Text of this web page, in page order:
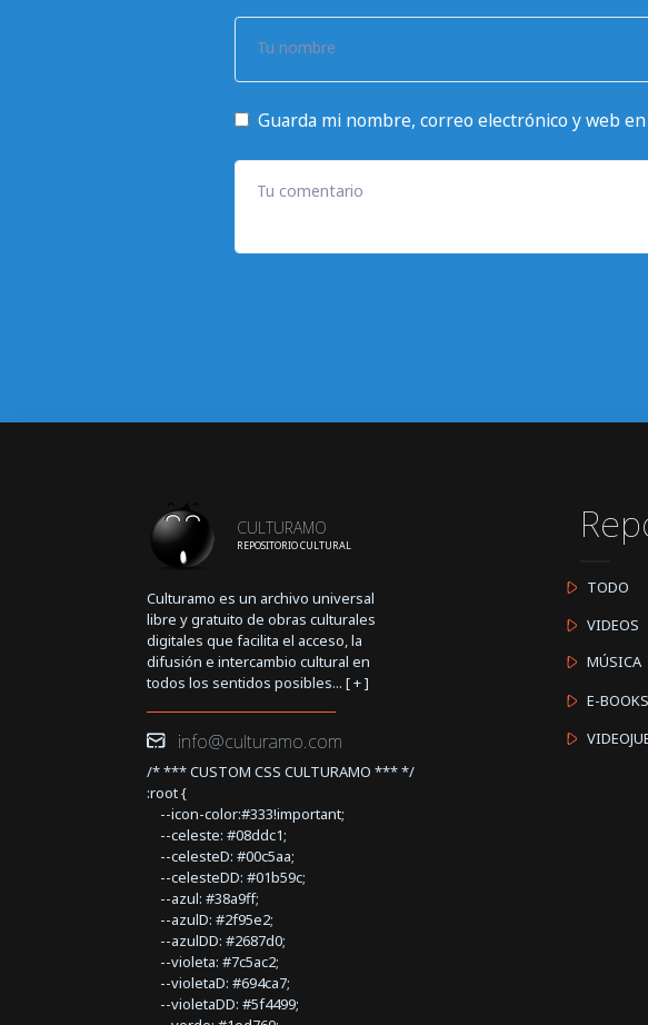
Tu nombre
Guarda mi nombre, correo electrónico y web
Tu comentario
CULTURAMO
REPOSITORIO CULTURAL
Culturamo es un archivo universal
libre y gratuito de obras culturales
digitales que facilita el acceso, la
difusión e intercambio cultural en
todos los sentidos posibles... [+]
info@culturamo.com
/* *** CUSTOM CSS CULTURAMO *** */
:root {
--icon-color:#333!important;
--celeste: #08ddc1;
--celesteD: #00c5aa;
--celesteDD: #01b59c;
--azul: #38a9ff;
--azulD: #2f95e2;
--azulDD: #2687d0;
--violeta: #7c5ac2;
--violetaD: #694ca7;
--violetaDD: #5f4499;
TODO
VIDEOS
MÚSICA
E-BOOKS